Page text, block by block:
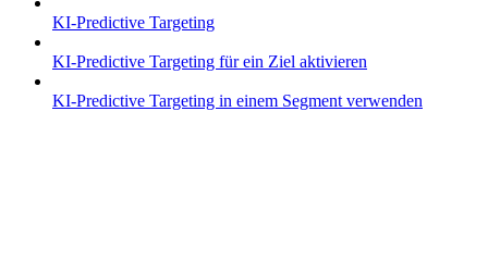
KI-Predictive Targeting
KI-Predictive Targeting für ein Ziel aktivieren
KI-Predictive Targeting in einem Segment verwenden